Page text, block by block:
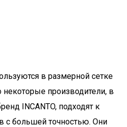
в размерной сетке
производители, в
INCANTO, подходят к
с большей точностью. Они